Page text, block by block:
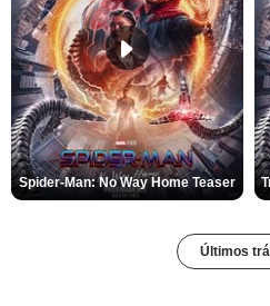
Spider-Man: No Way Home Teaser
Últimos